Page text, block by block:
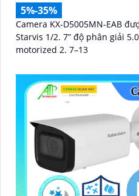
5%-35%
Camera KX-D5005MN-EAB
Starvis 1/2. 7” độ phân giải
motorized 2. 7–13